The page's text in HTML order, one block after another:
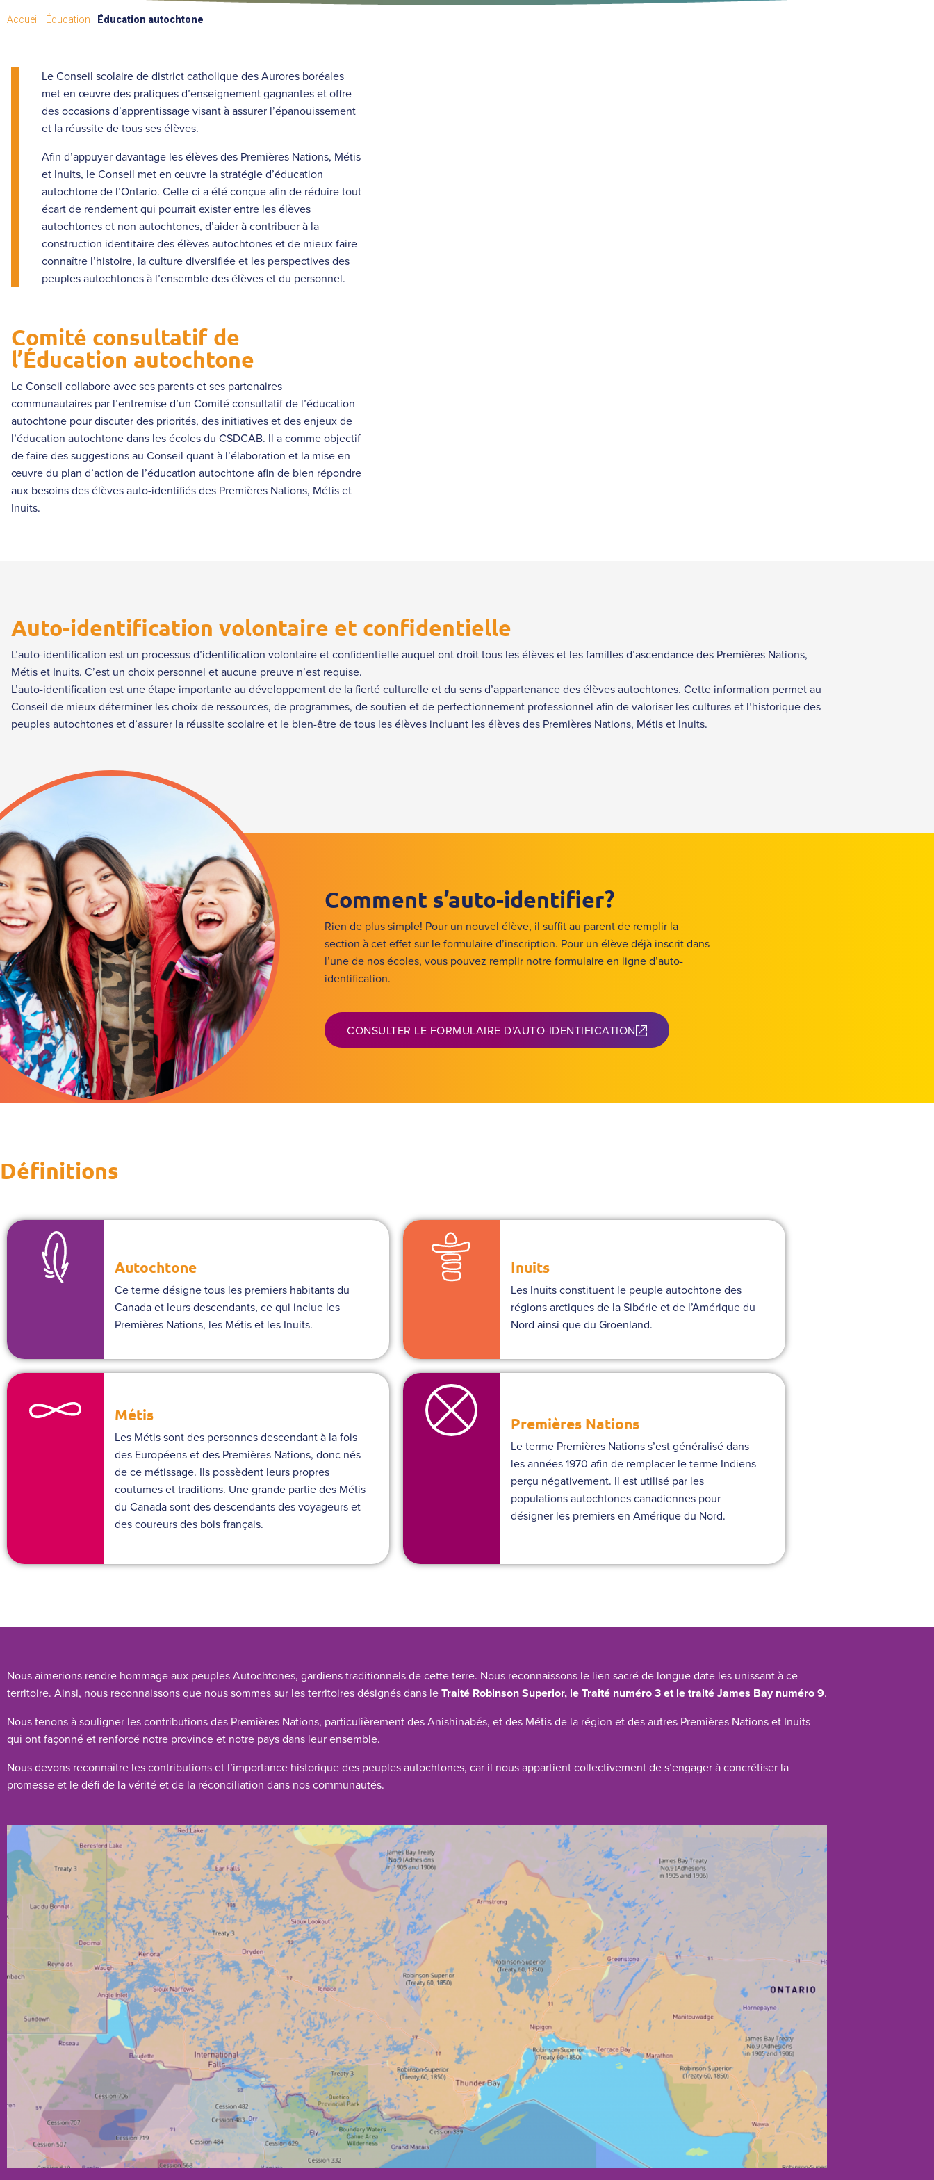
Accueil Éducation Éducation autochtone
Le Conseil scolaire de district catholique des Aurores boréales
met en œuvre des pratiques d’enseignement gagnantes et offre
des occasions d’apprentissage visant à assurer l’épanouissement
et la réussite de tous ses élèves.
Afin d’appuyer davantage les élèves des Premières Nations, Métis
et Inuits, le Conseil met en œuvre la stratégie d’éducation
autochtone de l’Ontario. Celle-ci a été conçue afin de réduire tout
écart de rendement qui pourrait exister entre les élèves
autochtones et non autochtones, d’aider à contribuer à la
construction identitaire des élèves autochtones et de mieux faire
connaître l’histoire, la culture diversifiée et les perspectives des
peuples autochtones à l’ensemble des élèves et du personnel.
Comité consultatif de
l’Éducation autochtone
Le Conseil collabore avec ses parents et ses partenaires
communautaires par l’entremise d’un Comité consultatif de l’éducation
autochtone pour discuter des priorités, des initiatives et des enjeux de
l’éducation autochtone dans les écoles du CSDCAB. Il a comme objectif
de faire des suggestions au Conseil quant à l’élaboration et la mise en
œuvre du plan d’action de l’éducation autochtone afin de bien répondre
aux besoins des élèves auto-identifiés des Premières Nations, Métis et
Inuits.
Auto-identification volontaire et confidentielle
L’auto-identification est un processus d’identification volontaire et confidentielle auquel ont droit tous les élèves et les familles d’ascendance des Premières Nations,
Métis et Inuits. C’est un choix personnel et aucune preuve n’est requise.
L’auto-identification est une étape importante au développement de la fierté culturelle et du sens d’appartenance des élèves autochtones. Cette information permet au
Conseil de mieux déterminer les choix de ressources, de programmes, de soutien et de perfectionnement professionnel afin de valoriser les cultures et l’historique des
peuples autochtones et d’assurer la réussite scolaire et le bien-être de tous les élèves incluant les élèves des Premières Nations, Métis et Inuits.
Comment s’auto-identifier?
Rien de plus simple! Pour un nouvel élève, il suffit au parent de remplir la
section à cet effet sur le formulaire d’inscription. Pour un élève déjà inscrit dans
l’une de nos écoles, vous pouvez remplir notre formulaire en ligne d’auto-
identification.
CONSULTER LE FORMULAIRE D’AUTO-IDENTIFICATION
Définitions
Autochtone
Ce terme désigne tous les premiers habitants du
Canada et leurs descendants, ce qui inclue les
Premières Nations, les Métis et les Inuits.
Métis
Les Métis sont des personnes descendant à la fois
des Européens et des Premières Nations, donc nés
de ce métissage. Ils possèdent leurs propres
coutumes et traditions. Une grande partie des Métis
du Canada sont des descendants des voyageurs et
des coureurs des bois français.
Inuits
Les Inuits constituent le peuple autochtone des
régions arctiques de la Sibérie et de l’Amérique du
Nord ainsi que du Groenland.
Premières Nations
Le terme Premières Nations s’est généralisé dans
les années 1970 afin de remplacer le terme Indiens
perçu négativement. Il est utilisé par les
populations autochtones canadiennes pour
désigner les premiers en Amérique du Nord.
Nous aimerions rendre hommage aux peuples Autochtones, gardiens traditionnels de cette terre. Nous reconnaissons le lien sacré de longue date les unissant à ce
territoire. Ainsi, nous reconnaissons que nous sommes sur les territoires désignés dans leTraité Robinson Superior, le Traité numéro 3 et le traité James Bay numéro 9.
Nous tenons à souligner les contributions des Premières Nations, particulièrement des Anishinabés, et des Métis de la région et des autres Premières Nations et Inuits
qui ont façonné et renforcé notre province et notre pays dans leur ensemble.
Nous devons reconnaître les contributions et l’importance historique des peuples autochtones, car il nous appartient collectivement de s’engager à concrétiser la
promesse et le défi de la vérité et de la réconciliation dans nos communautés.